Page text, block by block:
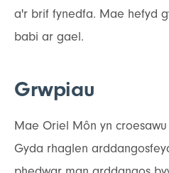
a'r brif fynedfa. Mae hefyd
babi ar gael.
Grwpiau
Mae Oriel Môn yn
Gyda rhaglen